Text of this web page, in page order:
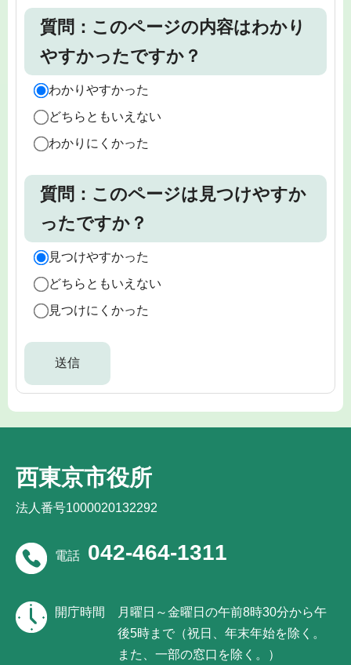
質問：このページの内容はわかり
やすかったですか？
わかりやすかった
どちらともいえない
わかりにくかった
質問：このページは見つけやすか
ったですか？
見つけやすかった
どちらともいえない
見つけにくかった
西東京市役所
法人番号1000020132292
電話 042-464-1311
開庁時間
月曜日～金曜日の午前8時30分から午
後5時まで（祝日、年末年始を除く。
また、一部の窓口を除く。）